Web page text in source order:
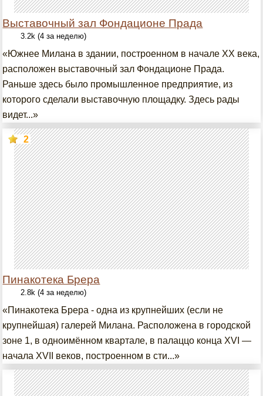
Выставочный зал Фондационе Прада
3.2k (4 за неделю)
«Южнее Милана в здании, построенном в начале XX века,
расположен выставочный зал Фондационе Прада.
Раньше здесь было промышленное предприятие, из
которого сделали выставочную площадку. Здесь рады
видет...»
Пинакотека Брера
2
2.8k (4 за неделю)
«Пинакотека Брера - одна из крупнейших (если не
крупнейшая) галерей Милана. Расположена в городской
зоне 1, в одноимённом квартале, в палаццо конца XVI —
начала XVII веков, построенном в сти...»